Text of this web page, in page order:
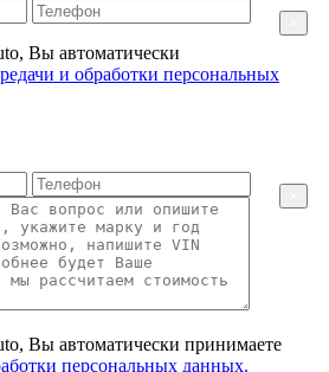
Вы автоматически
и обработки персональных
Вы автоматически принимаете
персональных данных.